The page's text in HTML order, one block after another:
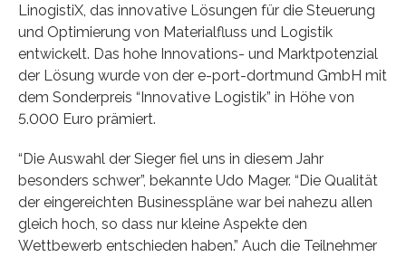
LinogistiX, das innovative Lösungen für die Steuerung
und Optimierung von Materialfluss und Logistik
entwickelt. Das hohe Innovations- und Marktpotenzial
der Lösung wurde von der e-port-dortmund GmbH mit
dem Sonderpreis “Innovative Logistik” in Höhe von
5.000 Euro prämiert.
“Die Auswahl der Sieger fiel uns in diesem Jahr
besonders schwer”, bekannte Udo Mager. “Die Qualität
der eingereichten Businesspläne war bei nahezu allen
gleich hoch, so dass nur kleine Aspekte den
Wettbewerb entschieden haben.” Auch die Teilnehmer